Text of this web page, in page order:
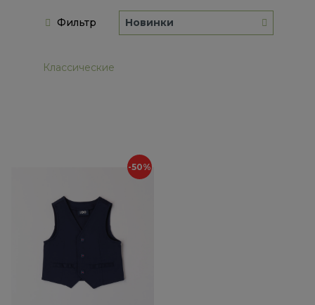
Фильтр Новинки
Классические
-50%